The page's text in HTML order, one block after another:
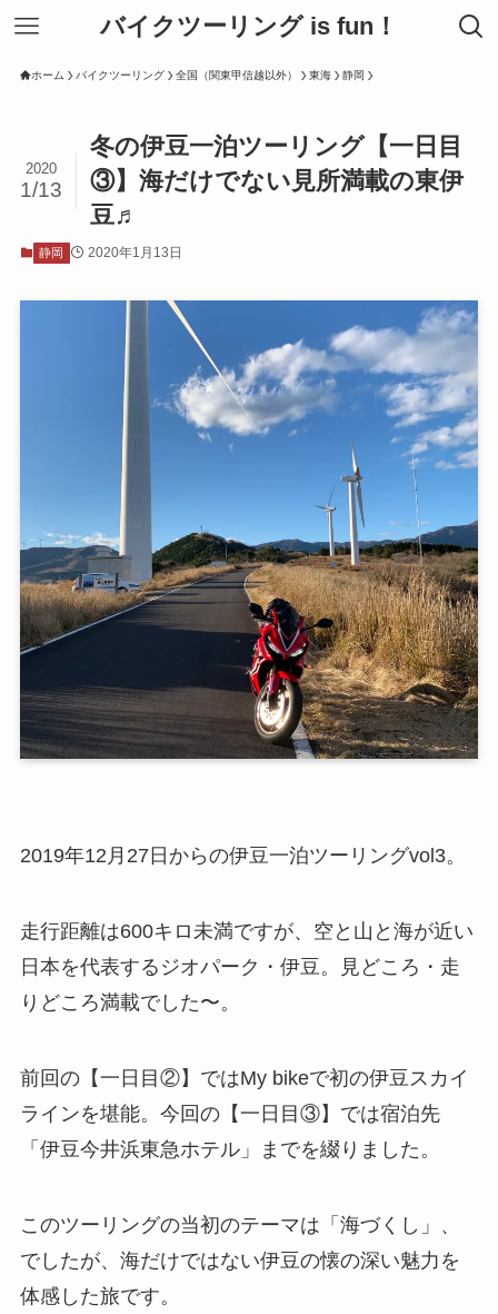
バイクツーリング is fun！
ホーム バイクツーリング 全国（関東甲信越以外） 東海 静岡
冬の伊豆一泊ツーリング【一日目
③】海だけでない見所満載の東伊
豆♬
2020
1/13
静岡 2020年1月13日
2019年12月27日からの伊豆一泊ツーリングvol3。
走行距離は600キロ未満ですが、空と山と海が近い
日本を代表するジオパーク・伊豆。見どころ・走
りどころ満載でした〜。
前回の【一日目②】ではMy bikeで初の伊豆スカイ
ラインを堪能。今回の【一日目③】では宿泊先
「伊豆今井浜東急ホテル」までを綴りました。
このツーリングの当初のテーマは「海づくし」、
でしたが、海だけではない伊豆の懐の深い魅力を
体感した旅です。